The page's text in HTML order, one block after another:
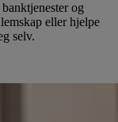
og
eller hjelpe
selv.